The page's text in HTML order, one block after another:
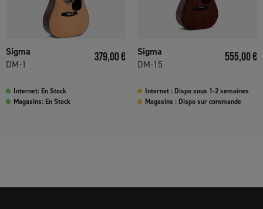
Sigma
DM-1
Prix
379,00 €
Internet: En Stock
Magasins: En Stock
Sigma
DM-15
Prix
555,00 €
Internet : Dispo sous 1-2 semaines
Magasins : Dispo sur commande